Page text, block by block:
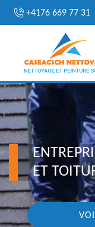
+4176 669 77 31
ET